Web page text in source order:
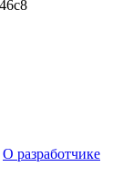
О разработчике